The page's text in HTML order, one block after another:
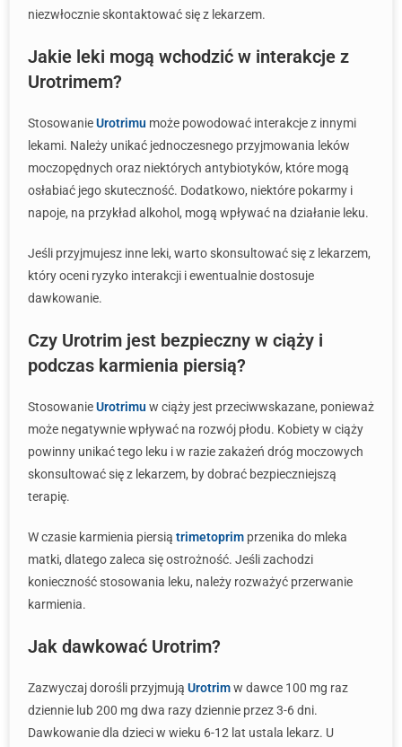
niezwłocznie skontaktować się z lekarzem.
Jakie leki mogą wchodzić w interakcje z
Urotrimem?
StosowanieUrotrimu może powodować interakcje z innymi
lekami. Należy unikać jednoczesnego przyjmowania leków
moczopędnych oraz niektórych antybiotyków, które mogą
osłabiać jego skuteczność. Dodatkowo, niektóre pokarmy i
napoje, na przykład alkohol, mogą wpływać na działanie leku.
Jeśli przyjmujesz inne leki, warto skonsultować się z lekarzem,
który oceni ryzyko interakcji i ewentualnie dostosuje
dawkowanie.
Czy Urotrim jest bezpieczny w ciąży i
podczas karmienia piersią?
StosowanieUrotrimu w ciąży jest przeciwwskazane, ponieważ
może negatywnie wpływać na rozwój płodu. Kobiety w ciąży
powinny unikać tego leku i w razie zakażeń dróg moczowych
skonsultować się z lekarzem, by dobrać bezpieczniejszą
terapię.
W czasie karmienia piersią trimetoprim przenika do mleka
matki, dlatego zaleca się ostrożność. Jeśli zachodzi
konieczność stosowania leku, należy rozważyć przerwanie
karmienia.
Jak dawkować Urotrim?
Zazwyczaj dorośli przyjmują Urotrimw dawce 100 mg raz
dziennie lub 200 mg dwa razy dziennie przez 3-6 dni.
Dawkowanie dla dzieci w wieku 6-12 lat ustala lekarz. U